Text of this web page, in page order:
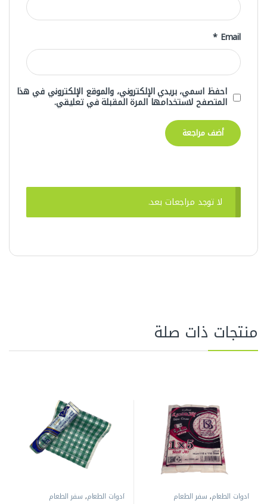
Email
*
احفظ اسمي، بريدي الإلكتروني، والموقع الإلكتروني في هذا
المتصفح لاستخدامها المرة المقبلة في تعليقي.
لا توجد مراجعات بعد.
منتجات ذات صلة
أدوات الطعام, سفر الطعام أدوات الطعام, سفر الطعام